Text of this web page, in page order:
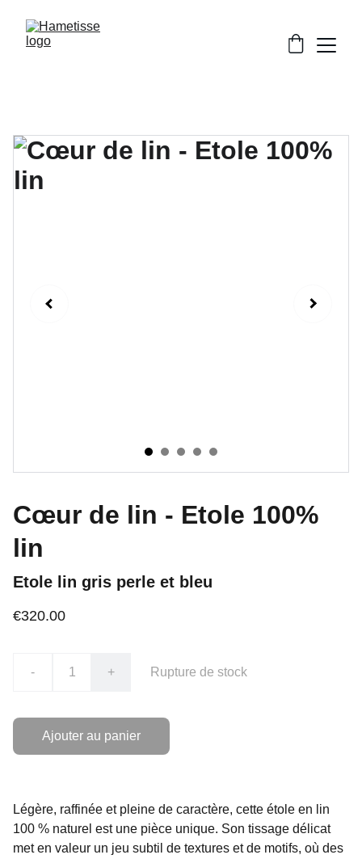
Cœur de lin - Etole 100%
lin
Etole lin gris perle et bleu
€320.00
- + Rupture de stock
Ajouter au panier
Légère, raffinée et pleine de caractère, cette étole en lin
100 % naturel est une pièce unique. Son tissage délicat
met en valeur un jeu subtil de textures et de motifs, où des